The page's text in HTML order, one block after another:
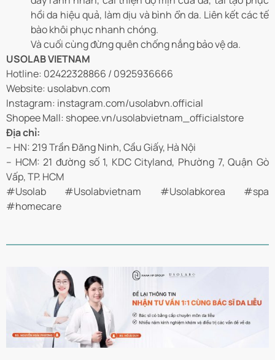
hồi da hiệu quả, làm dịu và bình ổn da. Liên kết các tế
bào khôi phục nhanh chóng.
Và cuối cùng đừng quên chống nắng bảo vệ da.
USOLAB VIETNAM
Hotline: 02422328866 / 0925936666
Website: usolabvn.com
Instagram: instagram.com/usolabvn.official
Shopee Mall: shopee.vn/usolabvietnam_officialstore
Địa chỉ:
– HN: 219 Trần Đăng Ninh, Cầu Giấy, Hà Nội
– HCM: 21 đường số 1, KDC Cityland, Phường 7, Quận Gò
Vấp, TP. HCM
#Usolab #Usolabvietnam #Usolabkorea #spa
#homecare